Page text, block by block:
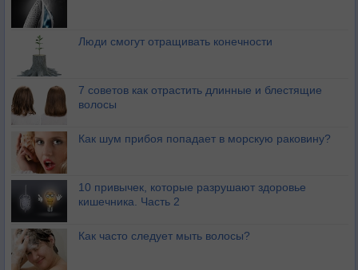
Люди смогут отращивать конечности
7 советов как отрастить длинные и блестящие
волосы
Как шум прибоя попадает в морскую раковину?
10 привычек, которые разрушают здоровье
кишечника. Часть 2
Как часто следует мыть волосы?